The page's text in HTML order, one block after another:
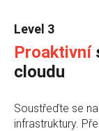
Level 3
Proaktivní
cloudu
Soustřeďte se
infrastruktury.